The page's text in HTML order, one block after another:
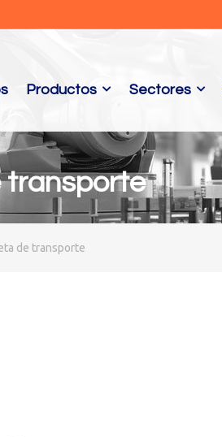
Productos Sectores
transporte
de transporte